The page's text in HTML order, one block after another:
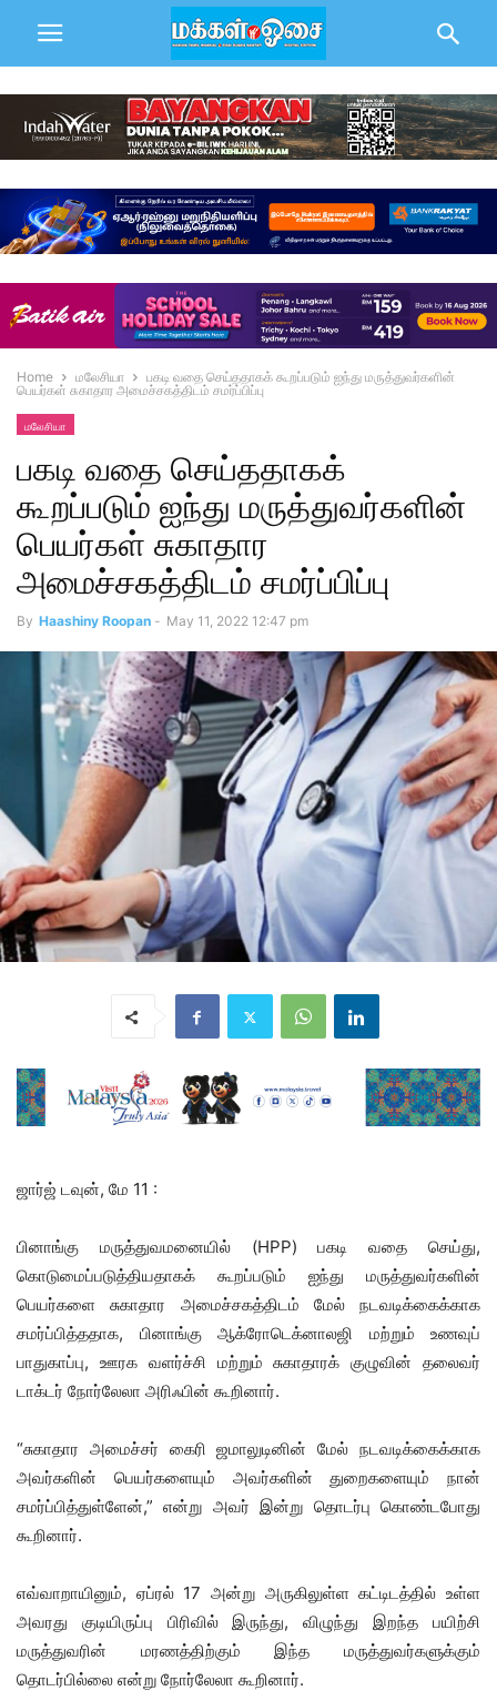
Home மலேசியா
பகடி வதை செய்ததாகக் கூறப்படும் ஐந்து மருத்துவர்களின்
பெயர்கள் சுகாதார அமைச்சகத்திடம் சமர்ப்பிப்பு
மலேசியா
பகடி வதை செய்ததாகக்
கூறப்படும் ஐந்து மருத்துவர்களின்
பெயர்கள் சுகாதார
அமைச்சகத்திடம் சமர்ப்பிப்பு
By Haashiny Roopan - May 11, 2022 12:47 pm
ஜார்ஜ் டவுன், மே 11 :
பினாங்கு மருத்துவமனையில் (HPP) பகடி வதை செய்து,
கொடுமைப்படுத்தியதாகக் கூறப்படும் ஐந்து மருத்துவர்களின்
பெயர்களை சுகாதார அமைச்சகத்திடம் மேல் நடவடிக்கைக்காக
சமர்ப்பித்ததாக, பினாங்கு ஆக்ரோடெக்னாலஜி மற்றும் உணவுப்
பாதுகாப்பு, ஊரக வளர்ச்சி மற்றும் சுகாதாரக் குழுவின் தலைவர்
டாக்டர் நோர்லேலா அரிஃபின் கூறினார்.
“சுகாதார அமைச்சர் கைரி ஜமாலுடினின் மேல் நடவடிக்கைக்காக
அவர்களின் பெயர்களையும் அவர்களின் துறைகளையும் நான்
சமர்ப்பித்துள்ளேன்,” என்று அவர் இன்று தொடர்பு கொண்டபோது
கூறினார்.
எவ்வாறாயினும், ஏப்ரல் 17 அன்று அருகிலுள்ள கட்டிடத்தில் உள்ள
அவரது குடியிருப்பு பிரிவில் இருந்து, விழுந்து இறந்த பயிற்சி
மருத்துவரின் மரணத்திற்கும் இந்த மருத்துவர்களுக்கும்
தொடர்பில்லை என்று நோர்லேலா கூறினார்.